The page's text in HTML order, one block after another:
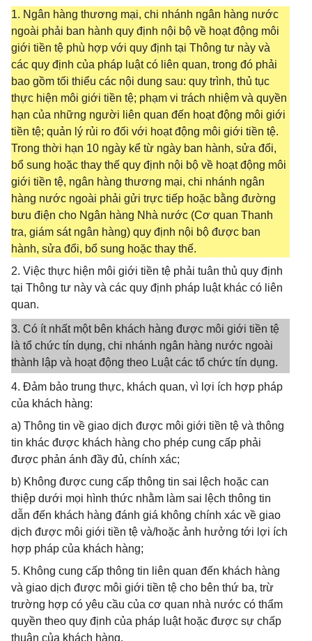
1. Ngân hàng thương mại, chi nhánh ngân hàng nước
ngoài phải ban hành quy định nội bộ về hoạt động môi
giới tiền tệ phù hợp với quy định tại Thông tư này và
các quy định của pháp luật có liên quan, trong đó phải
bao gồm tối thiểu các nội dung sau: quy trình, thủ tục
thực hiện môi giới tiền tệ; phạm vi trách nhiệm và quyền
hạn của những người liên quan đến hoạt động môi giới
tiền tệ; quản lý rủi ro đối với hoạt động môi giới tiền tệ.
Trong thời hạn 10 ngày kể từ ngày ban hành, sửa đổi,
bổ sung hoặc thay thế quy định nội bộ về hoạt động môi
giới tiền tệ, ngân hàng thương mại, chi nhánh ngân
hàng nước ngoài phải gửi trực tiếp hoặc bằng đường
bưu điện cho Ngân hàng Nhà nước (Cơ quan Thanh
tra, giám sát ngân hàng) quy định nội bộ được ban
hành, sửa đổi, bổ sung hoặc thay thế.
2. Việc thực hiện môi giới tiền tệ phải tuân thủ quy định
tại Thông tư này và các quy định pháp luật khác có liên
quan.
3. Có ít nhất một bên khách hàng được môi giới tiền tệ
là tổ chức tín dụng, chi nhánh ngân hàng nước ngoài
thành lập và hoạt động theo Luật các tổ chức tín dụng.
4. Đảm bảo trung thực, khách quan, vì lợi ích hợp pháp
của khách hàng:
a) Thông tin về giao dịch được môi giới tiền tệ và thông
tin khác được khách hàng cho phép cung cấp phải
được phản ánh đầy đủ, chính xác;
b) Không được cung cấp thông tin sai lệch hoặc can
thiệp dưới mọi hình thức nhằm làm sai lệch thông tin
dẫn đến khách hàng đánh giá không chính xác về giao
dịch được môi giới tiền tệ và/hoặc ảnh hưởng tới lợi ích
hợp pháp của khách hàng;
5. Không cung cấp thông tin liên quan đến khách hàng
và giao dịch được môi giới tiền tệ cho bên thứ ba, trừ
trường hợp có yêu cầu của cơ quan nhà nước có thẩm
quyền theo quy định của pháp luật hoặc được sự chấp
thuận của khách hàng.